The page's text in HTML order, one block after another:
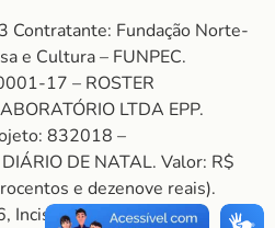
Contratante: Fundação Norte-
e Cultura – FUNPEC.
17 – ROSTER
LTDA EPP.
832018 –
DE NATAL. Valor: R$
e dezenove reais).
Inciso II do Decreto nº